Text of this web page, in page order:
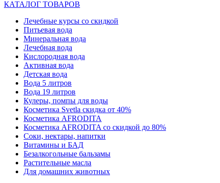
КАТАЛОГ ТОВАРОВ
Лечебные курсы со скидкой
Питьевая вода
Минеральная вода
Лечебная вода
Кислородная вода
Активная вода
Детская вода
Вода 5 литров
Вода 19 литров
Кулеры, помпы для воды
Косметика Svetla скидка от 40%
Косметика AFRODITA
Косметика AFRODITA со скидкой до 80%
Соки, нектары, напитки
Витамины и БАД
Безалкогольные бальзамы
Растительные масла
Для домашних животных